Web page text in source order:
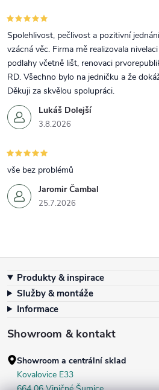
Lukáš Dolejší
3.8.2026
Spolehlivost, pečlivost a pozitivní
vzácná věc. Firma mě realizovala
podlahy včetně lišt, renovaci
RD. Všechno bylo na jedničku a že
Děkuji za skvělou spolupráci.
Jaromir Čambal
25.7.2026
vše bez problémů
Produkty & inspirace
Služby & montáže
Informace
Showroom & kontakt
Showroom a centrální sklad
Kovalovice E33